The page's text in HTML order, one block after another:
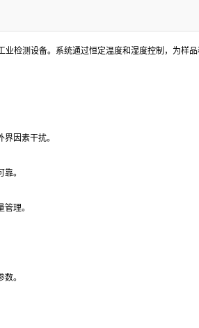
检测设备。系统通过恒定温度和湿度控制，为样
因素干扰。
。
理。
。